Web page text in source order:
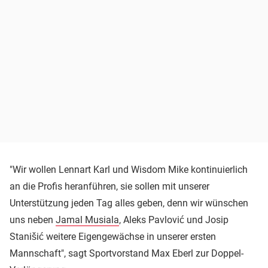
"Wir wollen Lennart Karl und Wisdom Mike kontinuierlich
an die Profis heranführen, sie sollen mit unserer
Unterstützung jeden Tag alles geben, denn wir wünschen
uns neben Jamal Musiala, Aleks Pavlović und Josip
Stanišić weitere Eigengewächse in unserer ersten
Mannschaft", sagt Sportvorstand Max Eberl zur Doppel-